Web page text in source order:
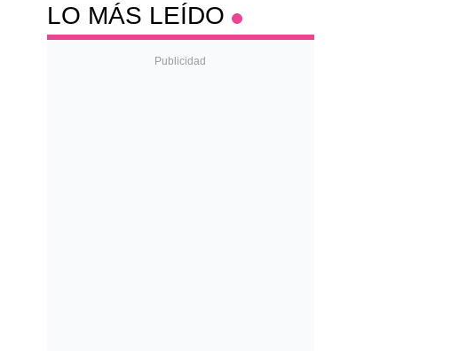
LO MÁS LEÍDO